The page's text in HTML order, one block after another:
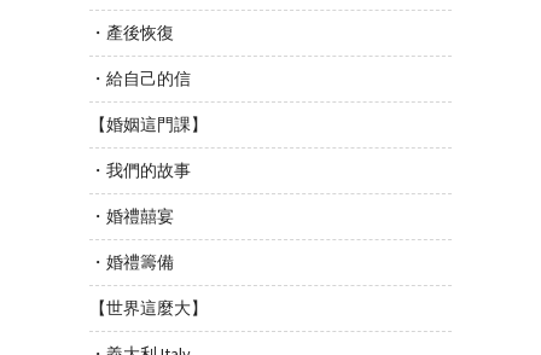
・產後恢復
・給自己的信
【婚姻這門課】
・我們的故事
・婚禮囍宴
・婚禮籌備
【世界這麼大】